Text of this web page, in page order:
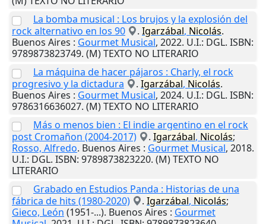
La bomba musical : Los brujos y la explosión del
rock alternativo en los 90
. Igarzábal, Nicolás.
Buenos Aires : Gourmet Musical, 2022. U.I.: DGL. ISBN:
9789873823749. (M) TEXTO NO LITERARIO
La máquina de hacer pájaros : Charly, el rock
progresivo y la dictadura
. Igarzábal, Nicolás.
Buenos Aires : Gourmet Musical, 2024. U.I.: DGL. ISBN:
9786316636027. (M) TEXTO NO LITERARIO
Más o menos bien : El indie argentino en el rock
post Cromañon (2004-2017)
. Igarzábal, Nicolás;
Rosso, Alfredo. Buenos Aires : Gourmet Musical, 2018.
U.I.: DGL. ISBN: 9789873823220. (M) TEXTO NO
LITERARIO
Grabado en Estudios Panda : Historias de una
fábrica de hits (1980-2020)
. Igarzábal, Nicolás;
Gieco, León (1951-...). Buenos Aires : Gourmet